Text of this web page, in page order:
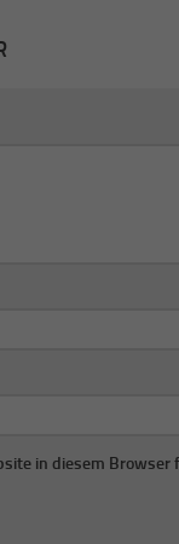
in diesem